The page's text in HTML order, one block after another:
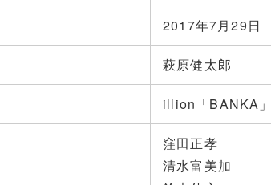
2017年7月29日
萩原健太郎
illion「BANKA」
窪田正孝
清水富美加